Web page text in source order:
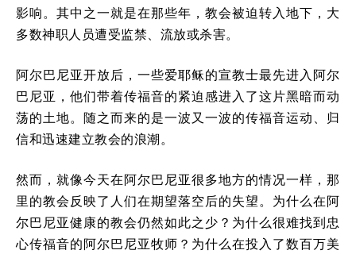
影响。其中之一就是在那些年，教会被迫转入地下，大
多数神职人员遭受监禁、流放或杀害。
阿尔巴尼亚开放后，一些爱耶稣的宣教士最先进入阿尔
巴尼亚，他们带着传福音的紧迫感进入了这片黑暗而动
荡的土地。随之而来的是一波又一波的传福音运动、归
信和迅速建立教会的浪潮。
然而，就像今天在阿尔巴尼亚很多地方的情况一样，那
里的教会反映了人们在期望落空后的失望。为什么在阿
尔巴尼亚健康的教会仍然如此之少？为什么很难找到忠
心传福音的阿尔巴尼亚牧师？为什么在投入了数百万美